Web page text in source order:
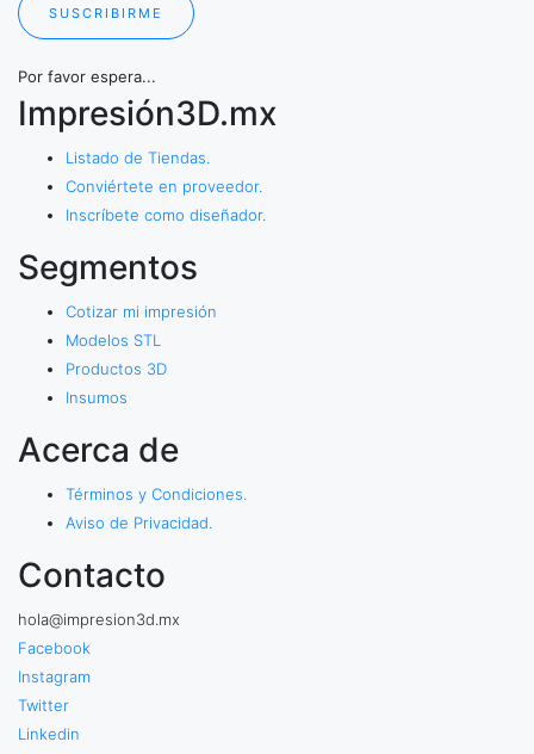
SUSCRIBIRME
Por favor espera...
Impresión3D.mx
Listado de Tiendas.
Conviértete en proveedor.
Inscríbete como diseñador.
Segmentos
Cotizar mi impresión
Modelos STL
Productos 3D
Insumos
Acerca de
Términos y Condiciones.
Aviso de Privacidad.
Contacto
hola@impresion3d.mx
Facebook
Instagram
Twitter
Linkedin